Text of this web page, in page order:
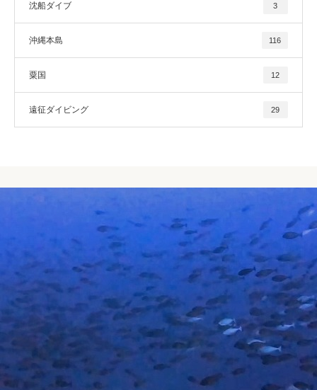
沈船ダイブ 3
沖縄本島 116
粟国 12
遠征ダイビング 29